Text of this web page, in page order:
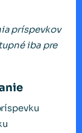
príspevkov
iba pre